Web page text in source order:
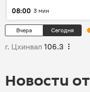
08:00 3 мин
Вчера Сегодня
г. Цхинвал 106.3
Новости